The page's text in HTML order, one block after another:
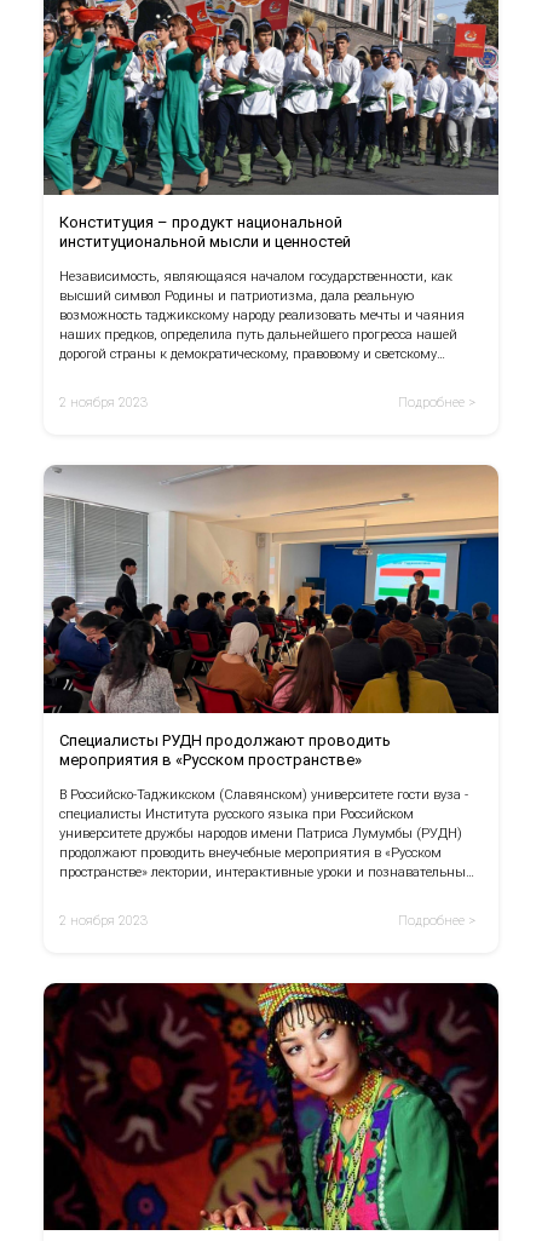
Конституция – продукт национальной
институциональной мысли и ценностей
Независимость, являющаяся началом государственности, как
высший символ Родины и патриотизма, дала реальную
возможность таджикскому народу реализовать мечты и чаяния
наших предков, определила путь дальнейшего прогресса нашей
дорогой страны к демократическому, правовому и светскому
2 ноября 2023
Подробнее >
Специалисты РУДН продолжают проводить
мероприятия в «Русском пространстве»
В Российско-Таджикском (Славянском) университете гости вуза -
специалисты Института русского языка при Российском
университете дружбы народов имени Патриса Лумумбы (РУДН)
продолжают проводить внеучебные мероприятия в «Русском
пространстве» лектории, интерактивные уроки и познавательные
2 ноября 2023
Подробнее >